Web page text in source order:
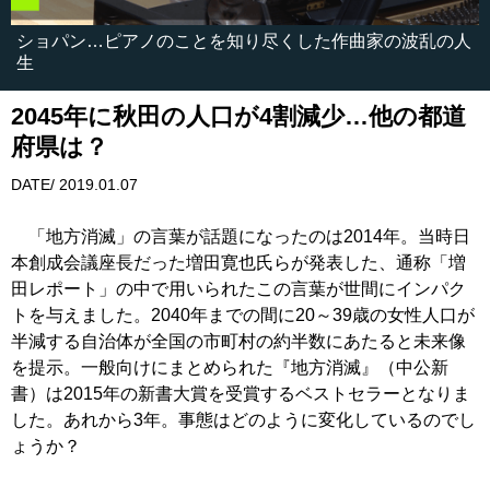
ショパン…ピアノのことを知り尽くした作曲家の波乱の人
生
2045年に秋田の人口が4割減少…他の都道
府県は？
DATE/ 2019.01.07
「地方消滅」の言葉が話題になったのは2014年。当時日
本創成会議座長だった増田寛也氏らが発表した、通称「増
田レポート」の中で用いられたこの言葉が世間にインパク
トを与えました。2040年までの間に20～39歳の女性人口が
半減する自治体が全国の市町村の約半数にあたると未来像
を提示。一般向けにまとめられた『地方消滅』（中公新
書）は2015年の新書大賞を受賞するベストセラーとなりま
した。あれから3年。事態はどのように変化しているのでし
ょうか？